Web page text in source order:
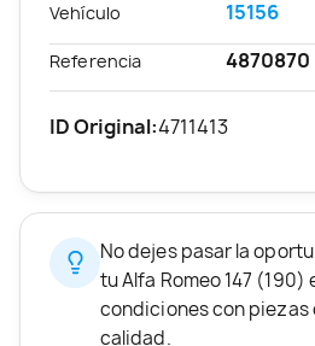
Vehículo 15156
Referencia 4870870
ID Original:4711413
No dejes pasar la
tu Alfa Romeo 147 (190)
condiciones con piezas
calidad.